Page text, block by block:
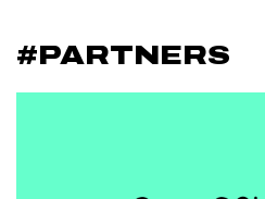
#PARTNERS